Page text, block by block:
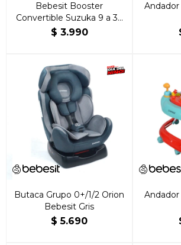
Bebesit Booster
Convertible Suzuka 9 a 36
kg Gris
$ 3.990
Butaca Grupo 0+/1/2 Orion
Bebesit Gris
$ 5.690